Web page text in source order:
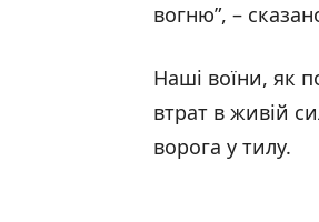
вогню”, –
Наші воїни, як
втрат в живій
ворога у тилу.